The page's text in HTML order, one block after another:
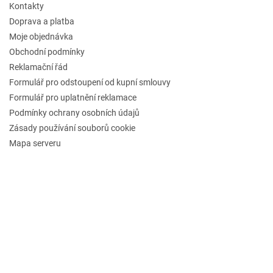
Kontakty
Doprava a platba
Moje objednávka
Obchodní podmínky
Reklamační řád
Formulář pro odstoupení od kupní smlouvy
Formulář pro uplatnění reklamace
Podmínky ochrany osobních údajů
Zásady používání souborů cookie
Mapa serveru